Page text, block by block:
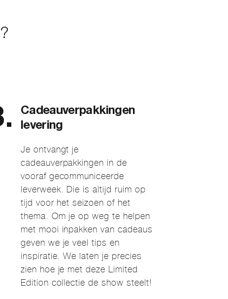
?
Cadeauverpakkingen
levering
Je ontvangt je
cadeauverpakkingen in de
vooraf gecommuniceerde
leverweek. Die is altijd ruim op
tijd voor het seizoen of het
thema. Om je op weg te helpen
met mooi inpakken van cadeaus
geven we je veel tips en
inspiratie. We laten je precies
zien hoe je met deze Limited
Edition collectie de show steelt!